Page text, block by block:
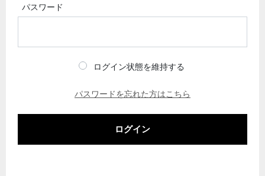
パスワード
ログイン状態を維持する
パスワードを忘れた方はこちら
ログイン